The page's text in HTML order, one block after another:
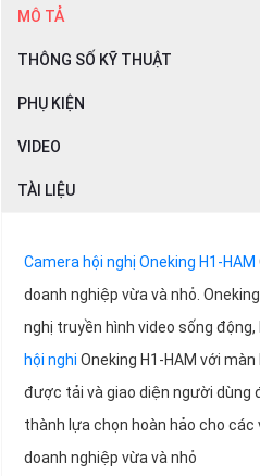
MÔ TẢ
THÔNG SỐ KỸ THUẬT
PHỤ KIỆN
VIDEO
TÀI LIỆU
Camera hội nghị Oneking H1-HAM
doanh nghiệp vừa và nhỏ.
nghị truyền hình video sống động,
hội nghi Oneking H1-HAM với
được tải và giao diện người dùng
thành lựa chọn hoàn hảo cho các
doanh nghiệp vừa và nhỏ